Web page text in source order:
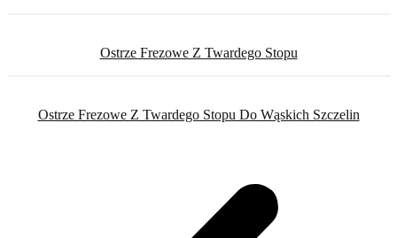
Ostrze Frezowe Z Twardego Stopu
Ostrze Frezowe Z Twardego Stopu Do Wąskich Szczelin